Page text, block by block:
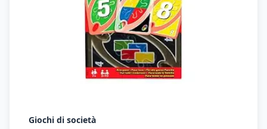
Giochi di società